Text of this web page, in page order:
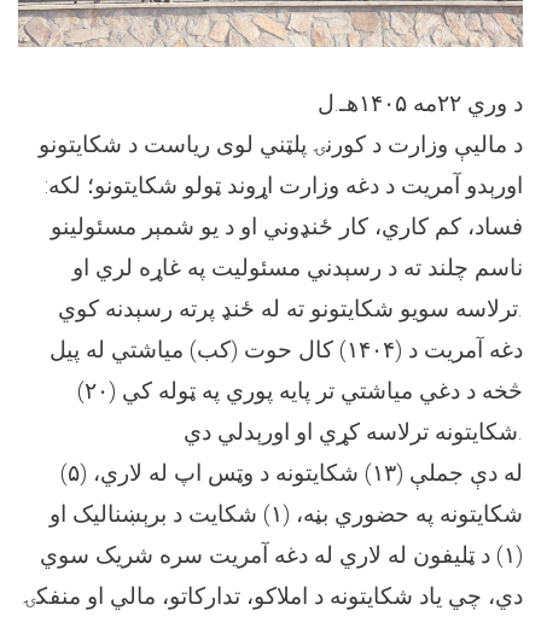
د وري ۲۲مه ۱۴۰۵هـ.ل
د مالیې وزارت د کورنۍ پلټني لوی ریاست د شکایتونو
اورېدو آمریت د دغه وزارت اړوند ټولو شکایتونو؛ لکه:
فساد، کم کاري، کار ځنډوني او د یو شمېر مسئولینو
ناسم چلند ته د رسېدني مسئولیت په غاړه لري او
ترلاسه سويو شکایتونو ته له ځنډ پرته رسېدنه کوي.
دغه آمریت د (۱۴۰۴) کال حوت (کب) میاشتي له پیل
څخه د دغي میاشتي تر پایه پوري په ټوله کي (۲۰)
شکایتونه ترلاسه کړي او اورېدلي دي.
له دې جملې (۱۳) شکایتونه د وټس اپ له لاري، (۵)
شکایتونه په حضوري بڼه، (۱) شکایت د برېښنالیک او
(۱) د ټلیفون له لاري له دغه آمریت سره شریک سوي
دي، چي یاد شکایتونه د املاکو، تدارکاتو، مالي او منفکۍ